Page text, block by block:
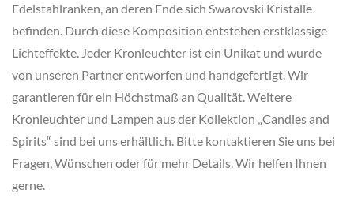
Edelstahlranken, an deren Ende sich Swarovski Kristalle
befinden. Durch diese Komposition entstehen erstklassige
Lichteffekte. Jeder Kronleuchter ist ein Unikat und wurde
von unseren Partner entworfen und handgefertigt. Wir
garantieren für ein Höchstmaß an Qualität. Weitere
Kronleuchter und Lampen aus der Kollektion „Candles and
Spirits“ sind bei uns erhältlich. Bitte kontaktieren Sie uns bei
Fragen, Wünschen oder für mehr Details. Wir helfen Ihnen
gerne.